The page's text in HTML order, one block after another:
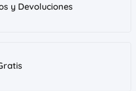
y Devoluciones